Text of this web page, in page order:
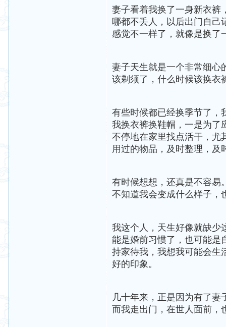
妻子看着我换了一身新衣裤
哪都不丢人，以后出门自己
感觉不一样了，就像是换了
妻子天生就是一个非常细心
该剃须了，什么时候该换衣
有些时候都已经换季节了，
我换衣裤换鞋帽，一是为了
不停地在家里找点活干，尤
用过的物品，及时整理，及
有时候想想，还真是不容易
不知道我会变成什么样子，
我这个人，天生好像就缺少
能是婚前习惯了，也可能是
持家待我，我想我可能会生
好的印象。
几十年来，正是因为有了
而我走出门，在世人面前，